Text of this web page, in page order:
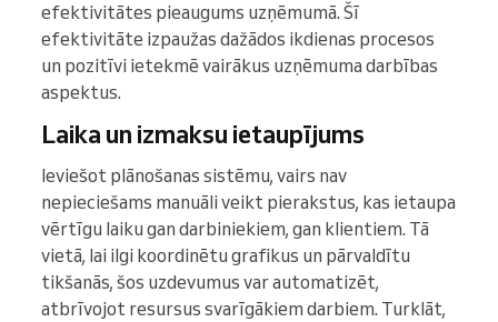
efektivitātes pieaugums uzņēmumā. Šī
efektivitāte izpaužas dažādos ikdienas procesos
un pozitīvi ietekmē vairākus uzņēmuma darbības
aspektus.
Laika un izmaksu ietaupījums
Ieviešot plānošanas sistēmu, vairs nav
nepieciešams manuāli veikt pierakstus, kas ietaupa
vērtīgu laiku gan darbiniekiem, gan klientiem. Tā
vietā, lai ilgi koordinētu grafikus un pārvaldītu
tikšanās, šos uzdevumus var automatizēt,
atbrīvojot resursus svarīgākiem darbiem. Turklāt,